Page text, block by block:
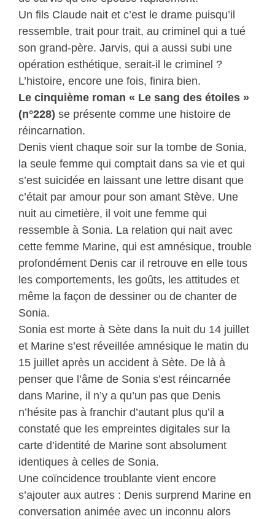
Un fils Claude nait et c’est le drame puisqu’il
ressemble, trait pour trait, au criminel qui a tué
son grand-père. Jarvis, qui a aussi subi une
opération esthétique, serait-il le criminel ?
L’histoire, encore une fois, finira bien.
Le cinquième roman « Le sang des étoiles »
(n°228) se présente comme une histoire de
réincarnation.
Denis vient chaque soir sur la tombe de Sonia,
la seule femme qui comptait dans sa vie et qui
s’est suicidée en laissant une lettre disant que
c’était par amour pour son amant Stève. Une
nuit au cimetière, il voit une femme qui
ressemble à Sonia. La relation qui nait avec
cette femme Marine, qui est amnésique, trouble
profondément Denis car il retrouve en elle tous
les comportements, les goûts, les attitudes et
même la façon de dessiner ou de chanter de
Sonia.
Sonia est morte à Sète dans la nuit du 14 juillet
et Marine s’est réveillée amnésique le matin du
15 juillet après un accident à Sète. De là à
penser que l’âme de Sonia s’est réincarnée
dans Marine, il n’y a qu’un pas que Denis
n’hésite pas à franchir d’autant plus qu’il a
constaté que les empreintes digitales sur la
carte d’identité de Marine sont absolument
identiques à celles de Sonia.
Une coïncidence troublante vient encore
s’ajouter aux autres : Denis surprend Marine en
conversation animée avec un inconnu alors